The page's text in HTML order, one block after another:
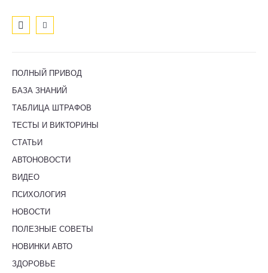
ПОЛНЫЙ ПРИВОД
БАЗА ЗНАНИЙ
ТАБЛИЦА ШТРАФОВ
ТЕСТЫ И ВИКТОРИНЫ
СТАТЬИ
АВТОНОВОСТИ
ВИДЕО
ПСИХОЛОГИЯ
НОВОСТИ
ПОЛЕЗНЫЕ СОВЕТЫ
НОВИНКИ АВТО
ЗДОРОВЬЕ